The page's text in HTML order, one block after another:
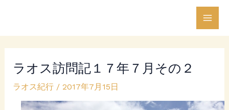
を
ス
ラオス訪問記１７年７月その２
ラオス紀行/ 2017年7月15日